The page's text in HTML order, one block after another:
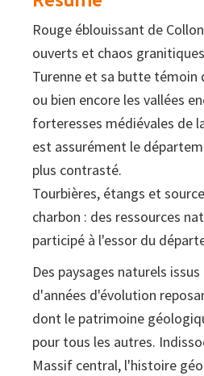
la
Corrèze
(Limousin)
Rouge éblouissant de
ouverts et chaos
Turenne et sa butte témoin
ou bien encore les vallées
forteresses médiévales de
est assurément le
plus contrasté.
Tourbières, étangs et
charbon : des ressources
participé à l'essor du
Des paysages naturels
d'années d'évolution
dont le patrimoine
pour tous les autres.
Massif central, l'histoire